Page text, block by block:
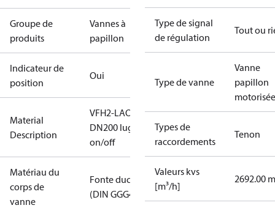
Groupe de
produits
Vannes à
papillon
Indicateur de
position
Oui
Material
Description
VFH2-LAO
DN200 lug
on/off
Matériau du
corps de
vanne
Fonte ductile
(DIN GGG40)
Type de signal
de régulation
Tout ou
Type de vanne
Vanne
papillon
motorisée
Types de
raccordements
Tenon
Valeurs kvs
[m³/h]
2692.00